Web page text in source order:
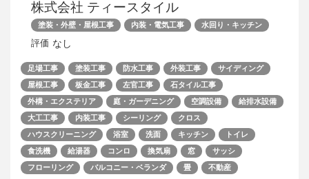
株式会社 ティースタイル
塗装・外壁・屋根工事 内装・電気工事 水回り・キッチン
評価 なし
足場工事 塗装工事 防水工事 外装工事
サイディング
屋根工事
板金工事 左官工事
石タイル工事
外構・エクステリア
庭・ガーデニング 空調設備
給排水設備
大工工事
内装工事 シーリング
クロス
ハウスクリーニング
浴室 洗面 キッチン
トイレ
食洗機
給湯器 コンロ 換気扇 窓
サッシ
フローリング
バルコニー・ベランダ 畳 不動産